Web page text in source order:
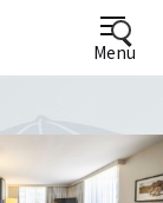
Menu